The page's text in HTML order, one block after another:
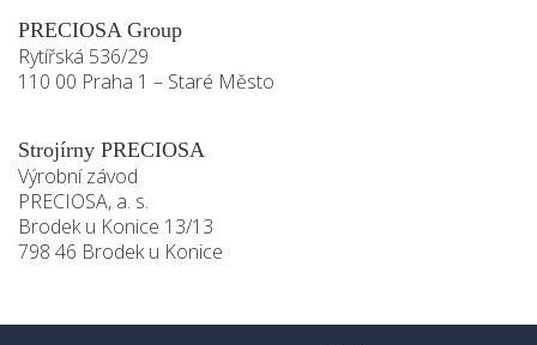
PRECIOSA Group
Rytířská 536/29
110 00 Praha 1 – Staré Město
Strojírny PRECIOSA
Výrobní závod
PRECIOSA, a. s.
Brodek u Konice 13/13
798 46 Brodek u Konice